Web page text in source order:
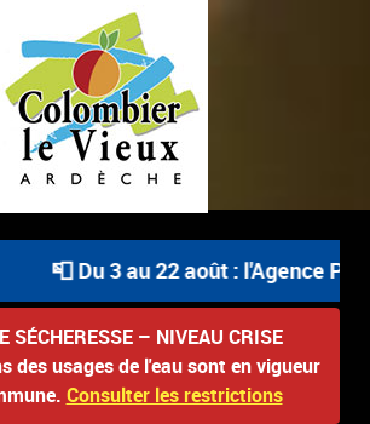
📮 Du 3 au 22 août : l'Agence
SÉCHERESSE – NIVEAU CRISE
des usages de l'eau sont en vigueur
Consulter les restrictions